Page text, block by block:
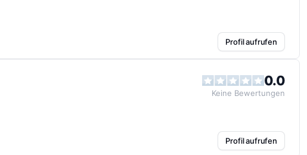
Profil aufrufen
0.0
Keine Bewertungen
Profil aufrufen